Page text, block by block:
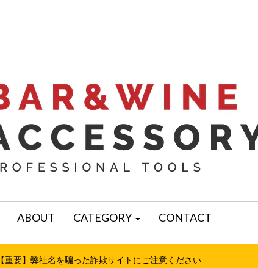
ABOUT CATEGORY CONTACT
【重要】弊社名を騙った詐欺サイトにご注意ください